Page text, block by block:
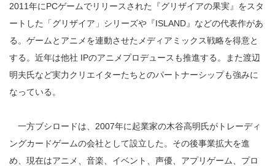
2011年にPCゲームでリリースされた『グリザイアの果実』をスタ
ートした「グリザイア」シリーズや『ISLAND』などの代表作があ
る。ゲームとアニメを連動させたメディアミックス戦略を得意と
する。近年は他社 IPのアニメプロデュースも推進する。また渡辺
明夫氏など実力クリエイターたちとのパートナーシップも強みに
なっている。
一方ブシロードは、2007年に起業家の木谷高明氏がトレーディ
ングカードゲームの会社として設立した。その後事業拡大を進
め、現在はアニメ、音楽、イベント、声優、アプリゲーム、プロ